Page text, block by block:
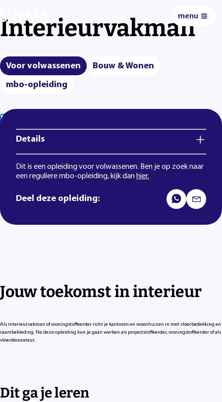
menu
Interieurvakman
Voor volwassenen
Bouw & Wonen
mbo-opleiding
Jouw toekomst in interieur
Als interieurvakman of woningstoffeerder richt je kantoren en woonhuizen in met vloerbedekking en
raambekleding. Na deze opleiding kun je gaan werken als projectstoffeerder, woningstoffeerder of als
vloerdecorateur.
Dit ga je leren
Details
Dit is een opleiding voor volwassenen. Ben je op zoek naar
een reguliere mbo-opleiding, kijk danhier.
Deel deze opleiding: